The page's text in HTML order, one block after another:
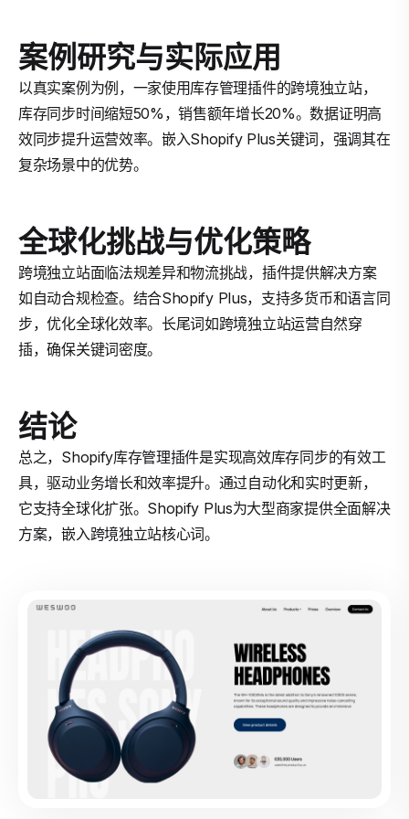
案例研究与实际应用
以真实案例为例，一家使用库存管理插件的跨境独立站，
库存同步时间缩短50%，销售额年增长20%。数据证明高
效同步提升运营效率。嵌入Shopify Plus关键词，强调其在
复杂场景中的优势。
全球化挑战与优化策略
跨境独立站面临法规差异和物流挑战，插件提供解决方案
如自动合规检查。结合Shopify Plus，支持多货币和语言同
步，优化全球化效率。长尾词如跨境独立站运营自然穿
插，确保关键词密度。
结论
总之，Shopify库存管理插件是实现高效库存同步的有效工
具，驱动业务增长和效率提升。通过自动化和实时更新，
它支持全球化扩张。Shopify Plus为大型商家提供全面解决
方案，嵌入跨境独立站核心词。